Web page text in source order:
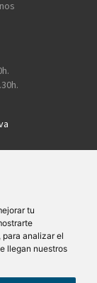
tu
analizar el
llegan nuestros